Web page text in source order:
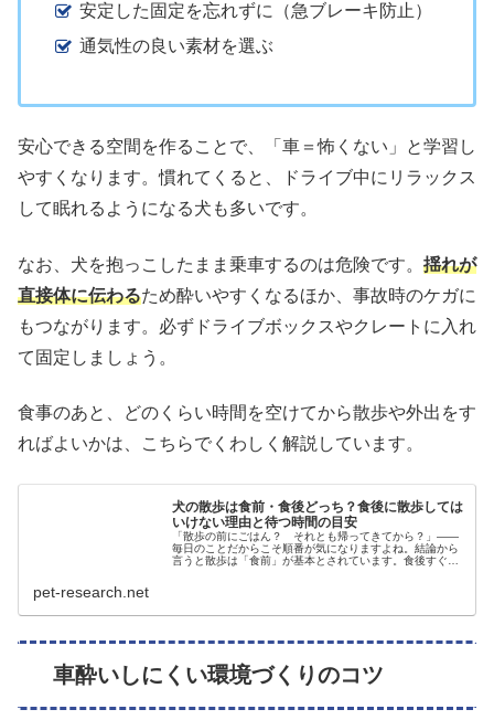
安定した固定を忘れずに（急ブレーキ防止）
通気性の良い素材を選ぶ
安心できる空間を作ることで、「車＝怖くない」と学習し
やすくなります。慣れてくると、ドライブ中にリラックス
して眠れるようになる犬も多いです。
なお、犬を抱っこしたまま乗車するのは危険です。 揺れが
直接体に伝わるため酔いやすくなるほか、事故時のケガに
もつながります。必ずドライブボックスやクレートに入れ
て固定しましょう。
食事のあと、どのくらい時間を空けてから散歩や外出をす
ればよいかは、こちらでくわしく解説しています。
犬の散歩は食前・食後どっち？食後に散歩しては
いけない理由と待つ時間の目安
「散歩の前にごはん？ それとも帰ってきてから？」——
毎日のことだからこそ順番が気になりますよね。結論から
言うと散歩は「食前」が基本とされています。食後すぐの
pet-research.net
車酔いしにくい環境づくりのコツ